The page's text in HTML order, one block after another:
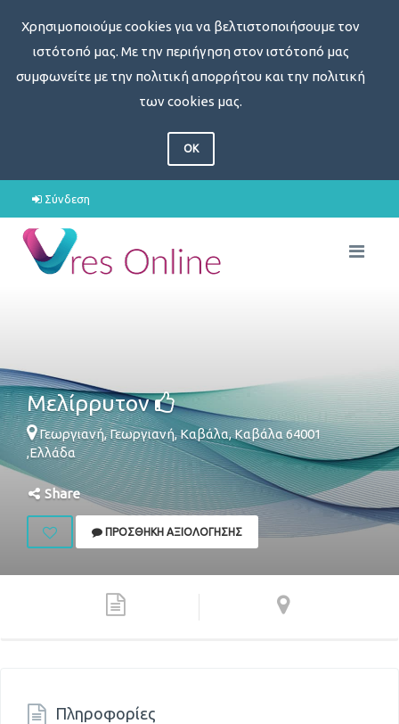
Χρησιμοποιούμε cookies για να βελτιστοποιήσουμε τον
ιστότοπό μας. Με την περιήγηση στον ιστότοπό μας
συμφωνείτε με την πολιτική απορρήτου και την πολιτική
των cookies μας.
OK
Σύνδεση
Μελίρρυτον
Γεωργιανή, Γεωργιανή,Καβάλα,Καβάλα64001
,Ελλάδα
Share
ΠΡΟΣΘΉΚΗ ΑΞΙΟΛΌΓΗΣΗΣ
Πληροφορίες